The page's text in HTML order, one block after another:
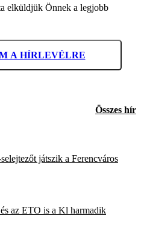
elküldjük Önnek a legjobb
A HÍRLEVÉLRE
Összes hír
játszik a Ferencváros
az ETO is a Kl harmadik